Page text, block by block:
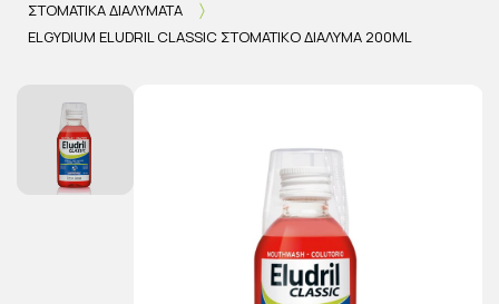
ΣΤΟΜΑΤΙΚΆ ΔΙΑΛΎΜΑΤΑ
ELGYDIUM ELUDRIL CLASSIC ΣΤΟΜΑΤΙΚΌ ΔΙΆΛΥΜΑ 200ML